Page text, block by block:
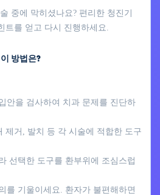
중에 막히셨나요? 편리한 청진기
트를 얻고 다시 진행하세요.
방법은?
안을 검사하여 치과 문제를 진단하
제거, 발치 등 각 시술에 적합한 도구
선택한 도구를 환부위에 조심스럽
를 기울이세요. 환자가 불편해하면